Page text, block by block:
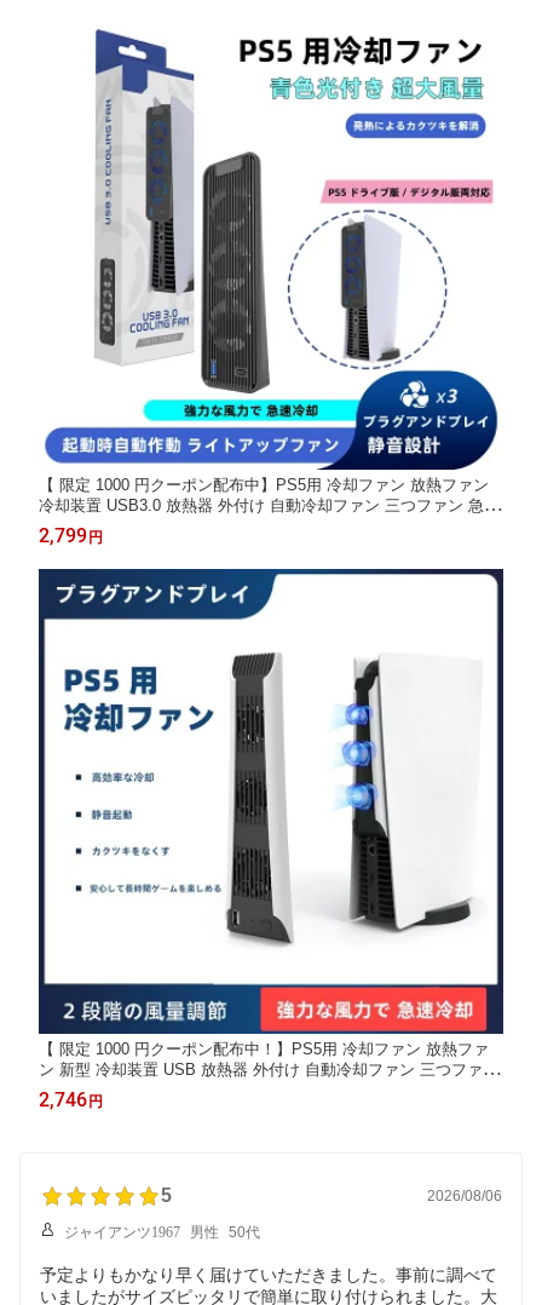
【 限定 1000 円クーポン配布中】PS5用 冷却ファン 放熱ファン
冷却装置 USB3.0 放熱器 外付け 自動冷却ファン 三つファン 急速
冷却 静粛 装着簡単 放熱 熱対策 USB インターフェース 省スペー
ス 耐久性 熱気を排出する PlayStation 5対応 ディスク版 デジタル
版の両方に対応
2,799 円
【 限定 1000 円クーポン配布中！】PS5用 冷却ファン 放熱ファ
ン 新型 冷却装置 USB 放熱器 外付け 自動冷却ファン 三つファン
急速冷却 静粛 装着簡単 PlayStation 5対応 放熱 熱対策 USB イン
ターフェース 省スペース 耐久性 熱気を排出する
2,746 円
5 2026/08/06
ジャイアンツ1967 男性 50代
予定よりもかなり早く届けていただきました。事前に調べて
いましたがサイズピッタリで簡単に取り付けられました。大